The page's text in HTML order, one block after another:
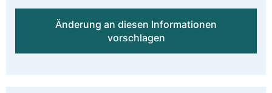
Änderung an diesen Informationen
vorschlagen